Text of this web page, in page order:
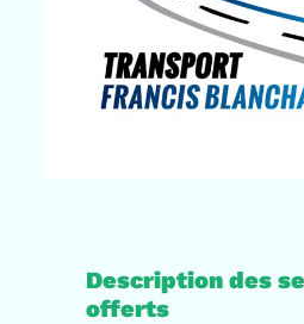
Description des
offerts